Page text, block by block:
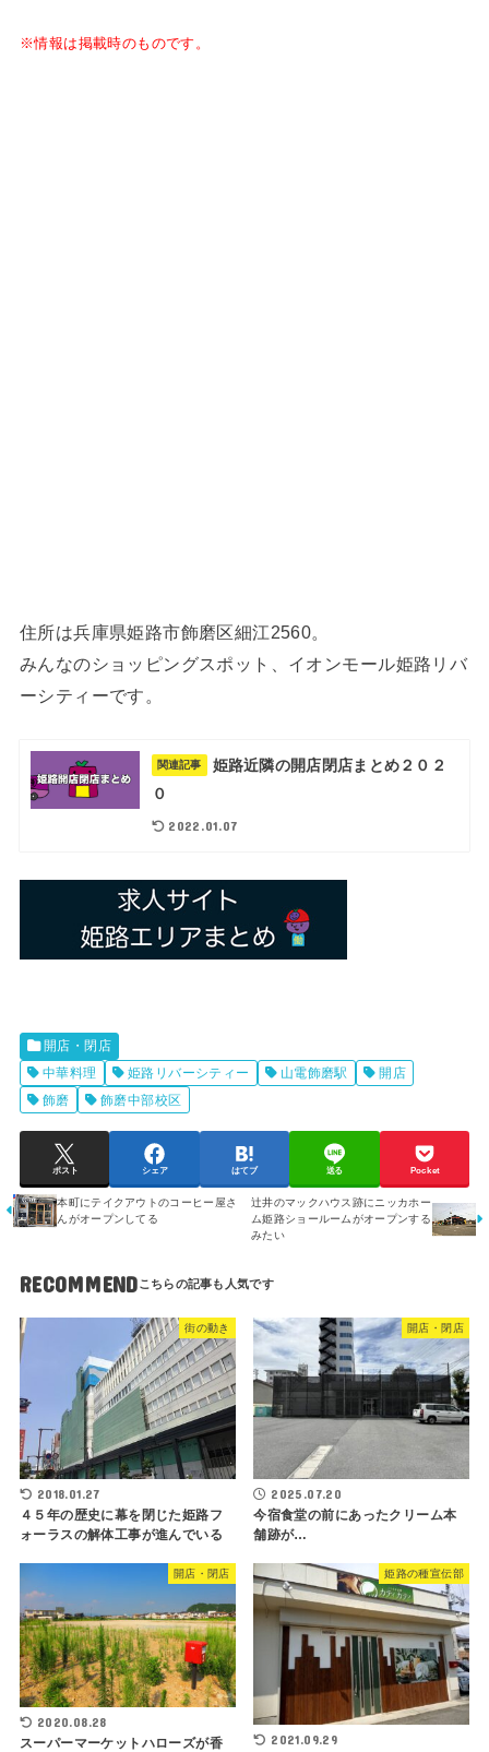
※情報は掲載時のものです。
住所は兵庫県姫路市飾磨区細江2560。
みんなのショッピングスポット、イオンモール姫路リバ
ーシティーです。
関連記事
姫路近隣の開店閉店まとめ２０２
０
2022.01.07
開店・閉店
中華料理
姫路リバーシティー 山電飾磨駅
開店
飾磨
飾磨中部校区
ポスト シェア はてブ 送る Pocket
本町にテイクアウトのコーヒー屋さ
んがオープンしてる
辻井のマックハウス跡にニッカホー
ム姫路ショールームがオープンする
みたい
RECOMMEND
街の動き
2018.01.27
４５年の歴史に幕を閉じた姫路フ
ォーラスの解体工事が進んでいる
開店・閉店
2025.07.20
今宿食堂の前にあったクリーム本
舗跡が…
開店・閉店
2020.08.28
スーパーマーケットハローズが香
姫路の種宣伝部
2021.09.29